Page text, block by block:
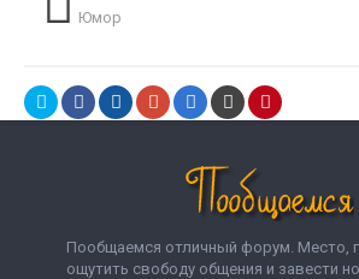
Юмор
Пообщаемся отличный форум. Место,
ощутить свободу общения и завести